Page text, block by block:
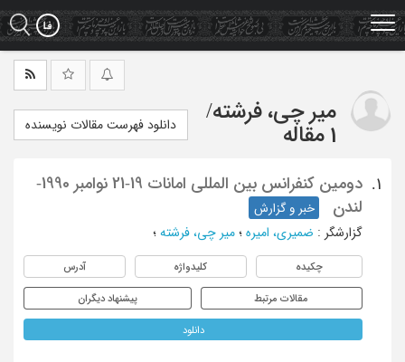
Skip
to
main
میر چی، فرشته/
1 مقاله
دانلود فهرست مقالات نویسنده
1.
دومین کنفرانس بین المللی امانات 19-21 نوامبر 1990-
لندن
خبر و گزارش
گزارشگر : ضمیری، امیره ؛ میر چی، فرشته ؛
چکیده کلیدواژه آدرس
مقالات مرتبط پیشنهاد دیگران
دانلود